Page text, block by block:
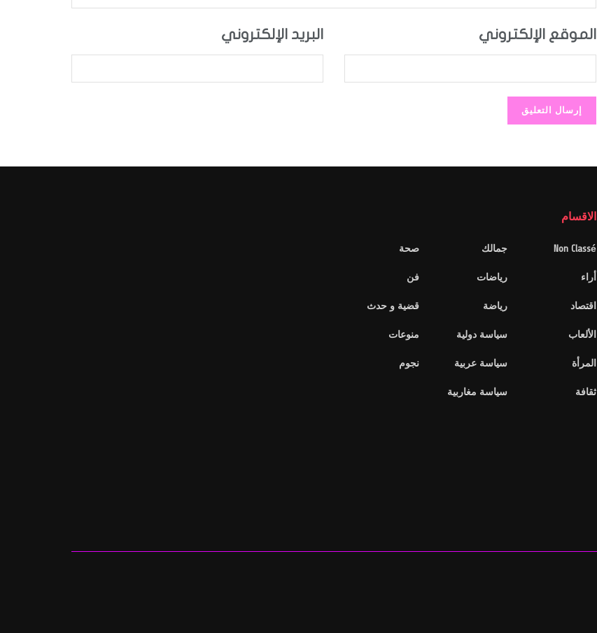
البريد الإلكتروني الموقع الإلكتروني
الاقسام
Non Classé
أراء
اقتصاد
الألعاب
المرأة
ثقافة
جمالك
رياضات
رياضة
سياسة دولية
سياسة عربية
سياسة مغاربية
صحة
فن
قضية و حدث
منوعات
نجوم